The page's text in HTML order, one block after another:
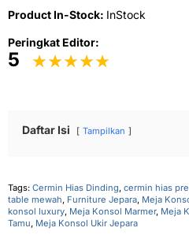
Product In-Stock: InStock
Peringkat Editor:
5
Daftar Isi Tampilkan
Tags: Cermin Hias Dinding, cermin hias
table mewah, Furniture Jepara, Meja
konsol luxury, Meja Konsol Marmer, Meja
Tamu, Meja Konsol Ukir Jepara